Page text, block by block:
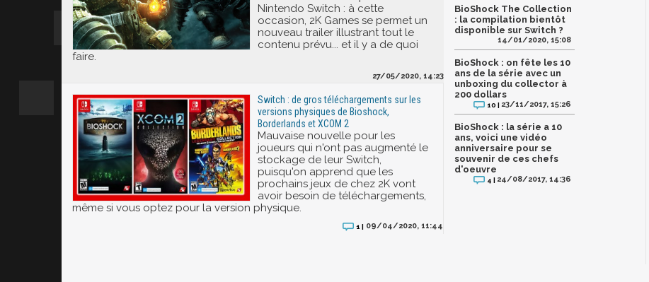
Nintendo Switch : à cette
occasion, 2K Games se permet un
nouveau trailer illustrant tout le
contenu prévu... et il y a de quoi
faire.
27/05/2020, 14:23
Switch : de gros téléchargements sur les
versions physiques de Bioshock,
Borderlands et XCOM 2
Mauvaise nouvelle pour les
joueurs qui n'ont pas augmenté le
stockage de leur Switch,
puisqu'on apprend que les
prochains jeux de chez 2K vont
avoir besoin de téléchargements,
même si vous optez pour la version physique.
1 | 09/04/2020, 11:44
BioShock The Collection
: la compilation bientôt
disponible sur Switch ?
14/01/2020, 15:08
BioShock : on fête les 10
ans de la série avec un
unboxing du collector à
200 dollars
10 | 23/11/2017, 15:26
BioShock : la série a 10
ans, voici une vidéo
anniversaire pour se
souvenir de ces chefs
d'oeuvre
4 | 24/08/2017, 14:36